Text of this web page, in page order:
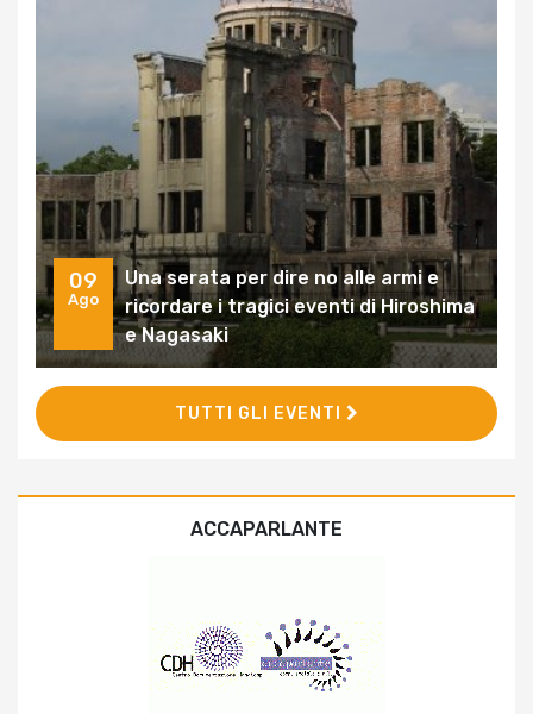
09
Ago
Una serata per dire no alle armi e
ricordare i tragici eventi di Hiroshima
e Nagasaki
TUTTI GLI EVENTI
ACCAPARLANTE